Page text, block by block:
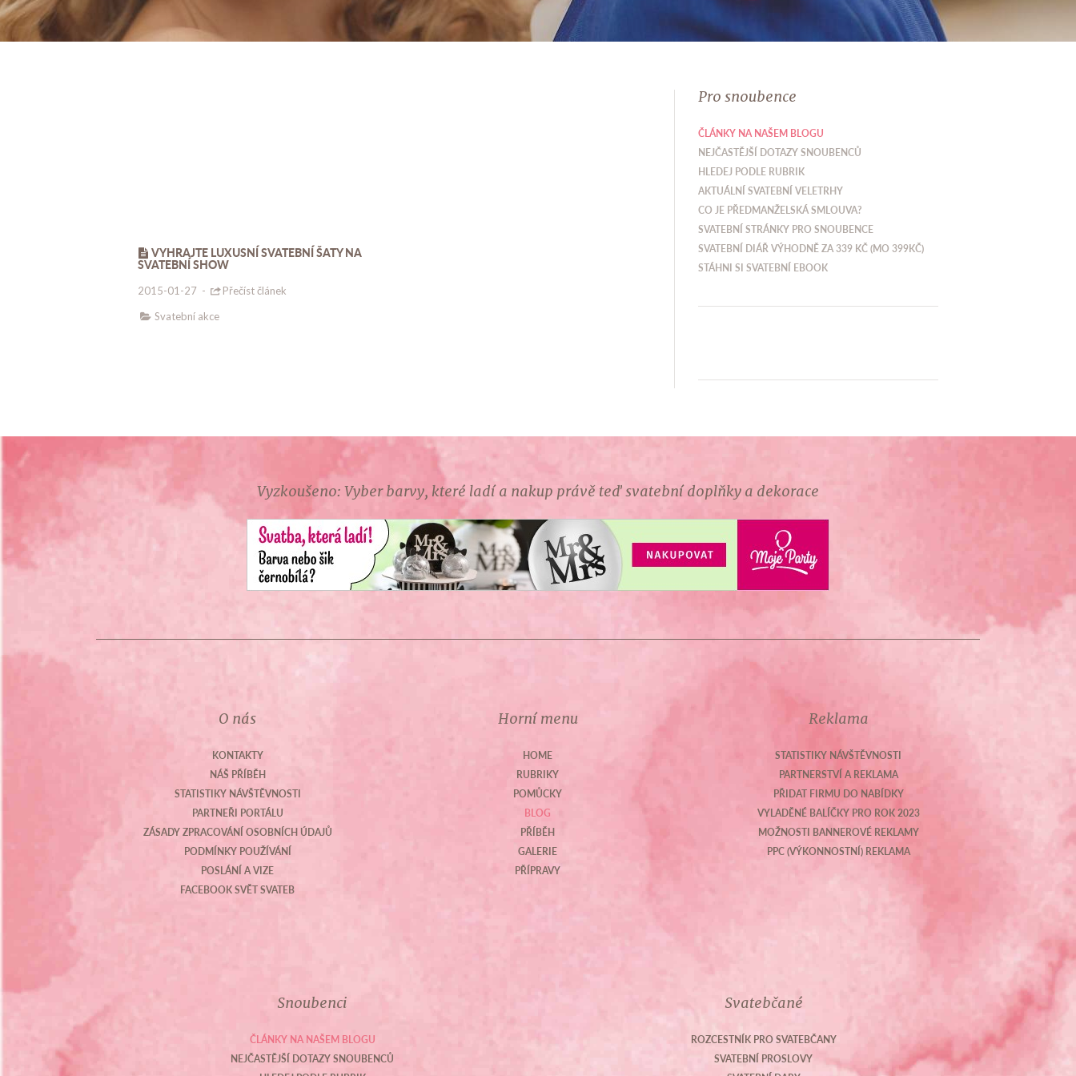
VYHRAJTE LUXUSNÍ SVATEBNÍ ŠATY NA
SVATEBNÍ SHOW
2015-01-27 -
Přečíst článek
Svatební akce
Pro snoubence
ČLÁNKY NA NAŠEM BLOGU
NEJČASTĚJŠÍ DOTAZY SNOUBENCŮ
HLEDEJ PODLE RUBRIK
AKTUÁLNÍ SVATEBNÍ VELETRHY
CO JE PŘEDMANŽELSKÁ SMLOUVA?
SVATEBNÍ STRÁNKY PRO SNOUBENCE
SVATEBNÍ DIÁŘ VÝHODNĚ ZA 339 KČ (MO 399KČ)
STÁHNI SI SVATEBNÍ EBOOK
Vyzkoušeno: Vyber barvy, které ladí a nakup právě teď svatební doplňky a dekorace
O nás
KONTAKTY
NÁŠ PŘÍBĚH
STATISTIKY NÁVŠTĚVNOSTI
PARTNEŘI PORTÁLU
ZÁSADY ZPRACOVÁNÍ OSOBNÍCH ÚDAJŮ
PODMÍNKY POUŽÍVÁNÍ
POSLÁNÍ A VIZE
FACEBOOK SVĚT SVATEB
Horní menu
HOME
RUBRIKY
POMŮCKY
BLOG
PŘÍBĚH
GALERIE
PŘÍPRAVY
Reklama
STATISTIKY NÁVŠTĚVNOSTI
PARTNERSTVÍ A REKLAMA
PŘIDAT FIRMU DO NABÍDKY
VYLADĚNÉ BALÍČKY PRO ROK 2023
MOŽNOSTI BANNEROVÉ REKLAMY
PPC (VÝKONNOSTNÍ) REKLAMA
Snoubenci
ČLÁNKY NA NAŠEM BLOGU
NEJČASTĚJŠÍ DOTAZY SNOUBENCŮ
Svatebčané
ROZCESTNÍK PRO SVATEBČANY
SVATEBNÍ PROSLOVY